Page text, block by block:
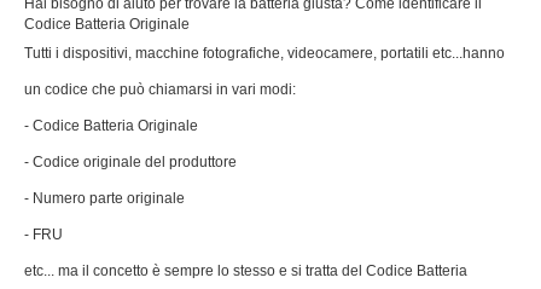
Hai bisogno di aiuto per trovare la batteria giusta? Come identificare il
Codice Batteria Originale
Tutti i dispositivi, macchine fotografiche, videocamere, portatili etc...hanno
un codice che può chiamarsi in vari modi:
- Codice Batteria Originale
- Codice originale del produttore
- Numero parte originale
- FRU
etc... ma il concetto è sempre lo stesso e si tratta del Codice Batteria